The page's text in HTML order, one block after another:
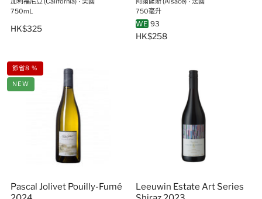
750mL
HK$325
750毫升
WE 93
HK$258
節省8 %
NEW
Pascal Jolivet Pouilly-Fumé
Leeuwin Estate Art Series